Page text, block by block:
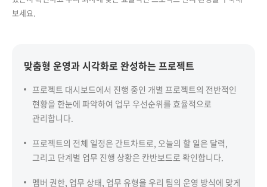
보세요.
맞춤형 운영과 시각화로 완성하는 프로젝트
프로젝트 대시보드에서 진행 중인 개별 프로젝트의 전반적인
현황을 한눈에 파악하여 업무 우선순위를 효율적으로
관리합니다.
프로젝트의 전체 일정은 간트차트로, 오늘의 할 일은 달력,
그리고 단계별 업무 진행 상황은 칸반보드로 확인합니다.
멤버 권한, 업무 상태, 업무 유형을 우리 팀의 운영 방식에 맞게